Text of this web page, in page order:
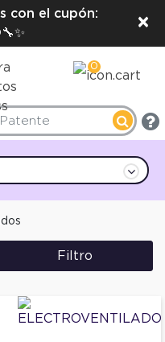
con el cupón:
×
0
Filtro